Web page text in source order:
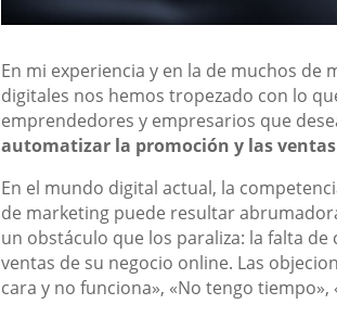
En mi experiencia y en la de muchos
digitales nos hemos tropezado con lo
emprendedores y empresarios que
automatizar la promoción y las
En el mundo digital actual, la
de marketing puede resultar
un obstáculo que los paraliza: la falta
ventas de su negocio online. Las
cara y no funciona», «No tengo